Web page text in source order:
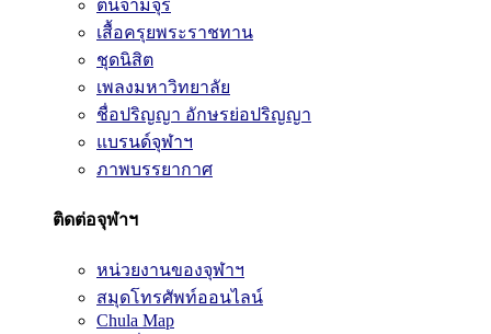
ต้นจามจุรี
เสื้อครุยพระราชทาน
ชุดนิสิต
เพลงมหาวิทยาลัย
ชื่อปริญญา อักษรย่อปริญญา
แบรนด์จุฬาฯ
ภาพบรรยากาศ
ติดต่อจุฬาฯ
หน่วยงานของจุฬาฯ
สมุดโทรศัพท์ออนไลน์
Chula Map